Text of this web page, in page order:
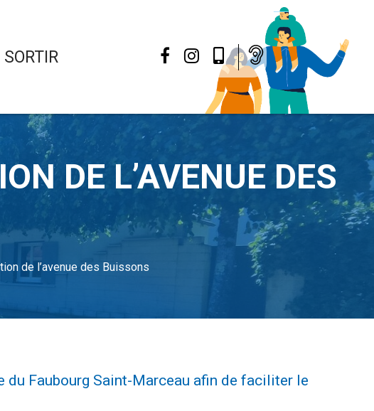
SORTIR FacebookInstagram
Mon
Appli
DE L’AVENUE DES
de l’avenue des Buissons
du Faubourg Saint-Marceau afin de faciliter le